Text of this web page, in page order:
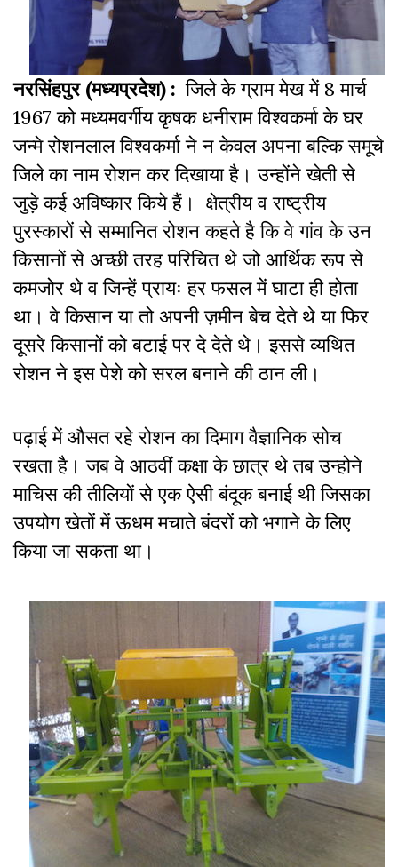
नरसिंहपुर (मध्यप्रदेश) : जिले के ग्राम मेख में 8 मार्च
1967 को मध्यमवर्गीय कृषक धनीराम विश्वकर्मा के घर
जन्मे रोशनलाल विश्वकर्मा ने न केवल अपना बल्कि समूचे
जिले का नाम रोशन कर दिखाया है। उन्होंने खेती से
जुड़े कई अविष्कार किये हैं। क्षेत्रीय व राष्ट्रीय
पुरस्कारों से सम्मानित रोशन कहते है कि वे गांव के उन
किसानों से अच्छी तरह परिचित थे जो आर्थिक रूप से
कमजोर थे व जिन्हें प्रायः हर फसल में घाटा ही होता
था। वे किसान या तो अपनी ज़मीन बेच देते थे या फिर
दूसरे किसानों को बटाई पर दे देते थे। इससे व्यथित
रोशन ने इस पेशे को सरल बनाने की ठान ली।
पढ़ाई में औसत रहे रोशन का दिमाग वैज्ञानिक सोच
रखता है। जब वे आठवीं कक्षा के छात्र थे तब उन्होने
माचिस की तीलियों से एक ऐसी बंदूक बनाई थी जिसका
उपयोग खेतों में ऊधम मचाते बंदरों को भगाने के लिए
किया जा सकता था।